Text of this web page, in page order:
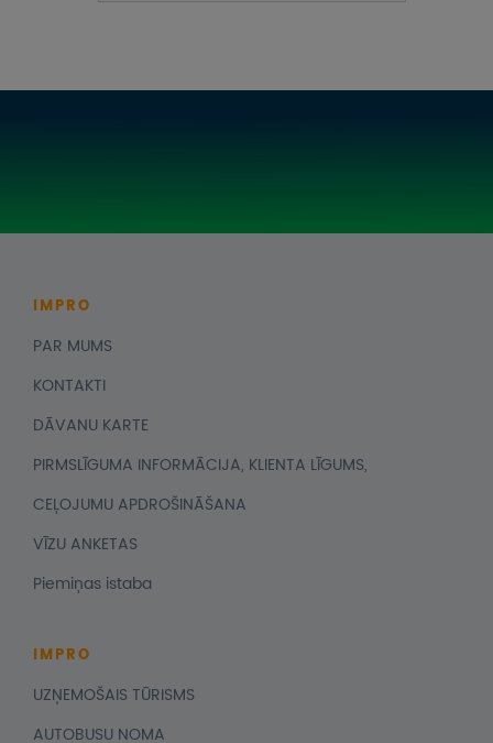
IMPRO
PAR MUMS
KONTAKTI
DĀVANU KARTE
PIRMSLĪGUMA INFORMĀCIJA, KLIENTA LĪGUMS,
CEĻOJUMU APDROŠINĀŠANA
VĪZU ANKETAS
Piemiņas istaba
IMPRO
UZŅEMOŠAIS TŪRISMS
AUTOBUSU NOMA